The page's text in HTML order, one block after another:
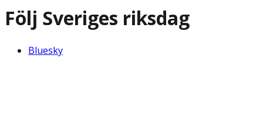
Följ Sveriges riksdag
Bluesky